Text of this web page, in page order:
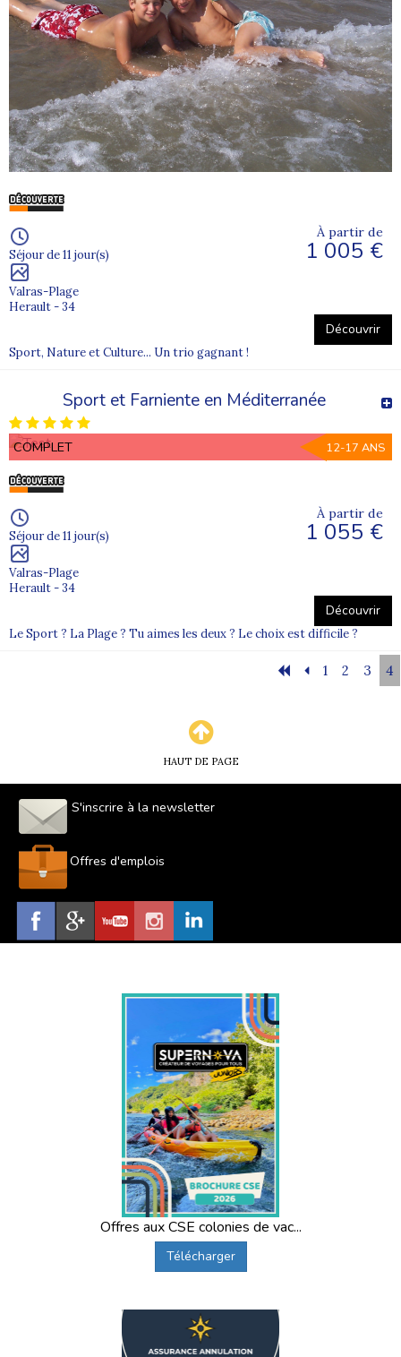
Séjour de 11 jour(s)
Valras-Plage
Herault - 34
À partir de
1 005 €
Découvrir
Sport, Nature et Culture... Un trio gagnant !
Sport et Farniente en Méditerranée
COMPLET 12-17 ANS
Séjour de 11 jour(s)
Valras-Plage
Herault - 34
À partir de
1 055 €
Découvrir
Le Sport ? La Plage ? Tu aimes les deux ? Le choix est difficile ?
1 2 3 4
HAUT DE PAGE
S'inscrire à la newsletter
Offres d'emplois
Offres aux CSE colonies de vac...
Télécharger